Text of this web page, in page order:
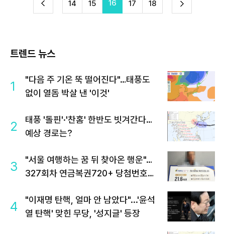
이 14 15 16 17 18 다
트렌드 뉴스
1
"다음 주 기온 뚝 떨어진다"…태풍도
없이 열돔 박살 낸 '이것'
2
태풍 '돌핀'·'찬홈' 한반도 빗겨간다…
예상 경로는?
3
"서울 여행하는 꿈 뒤 찾아온 행운"…
327회차 연금복권720+ 당첨번호조
4
"이재명 탄핵, 얼마 안 남았다"...'윤석
열 탄핵' 맞힌 무당, '성지글' 등장